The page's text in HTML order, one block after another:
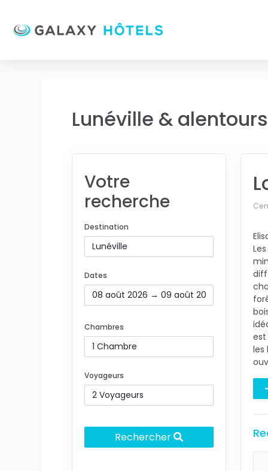
Lunéville & alentours
Votre
recherche
Destination
Dates
Chambres
Voyageurs
Rechercher
est
les